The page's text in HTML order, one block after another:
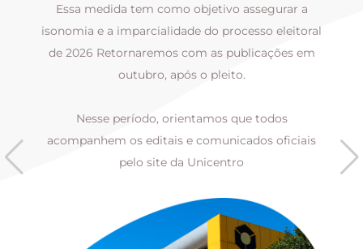
Essa medida tem como objetivo assegurar a
isonomia e a imparcialidade do processo eleitoral
de 2026 Retornaremos com as publicações em
outubro, após o pleito.
Nesse período, orientamos que todos
acompanhem os editais e comunicados oficiais
pelo site da Unicentro